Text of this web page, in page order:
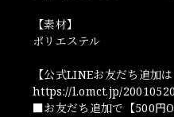
【素材】
ポリエステル
【公式LINEお友だち追加
https://l.omct.jp/
■お友だち追加で【500円